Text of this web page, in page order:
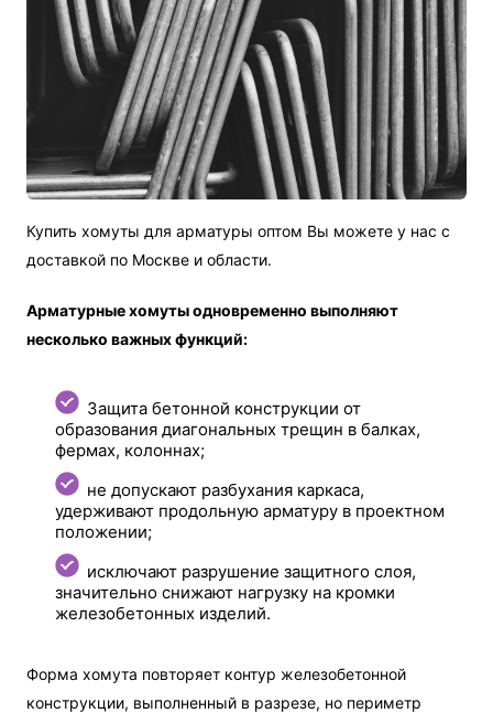
Купить хомуты для арматуры оптом Вы можете у нас с
доставкой по Москве и области.
Арматурные хомуты одновременно выполняют
несколько важных функций:
Защита бетонной конструкции от
образования диагональных трещин в балках,
фермах, колоннах;
не допускают разбухания каркаса,
удерживают продольную арматуру в проектном
положении;
исключают разрушение защитного слоя,
значительно снижают нагрузку на кромки
железобетонных изделий.
Форма хомута повторяет контур железобетонной
конструкции, выполненный в разрезе, но периметр